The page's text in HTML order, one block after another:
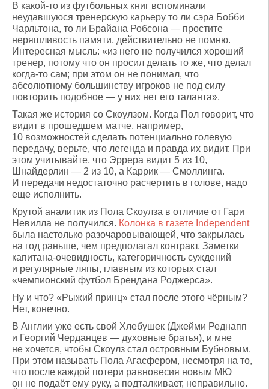
В какой-то из футбольных книг вспоминали
неудавшуюся тренерскую карьеру то ли сэра Бобби
Чарльтона, то ли Брайана Робсона — простите
неряшливость памяти, действительно не помню.
Интересная мысль: «из него не получился хороший
тренер, потому что он просил делать то же, что делал
когда-то сам; при этом он не понимал, что
абсолютному большинству игроков не под силу
повторить подобное — у них нет его таланта».
Такая же история со Скоулзом. Когда Пол говорит, что
видит в прошедшем матче, например,
10 возможностей сделать потенциально голевую
передачу, верьте, что легенда и правда их видит. При
этом учитывайте, что Эррера видит 5 из 10,
Шнайдерлин — 2 из 10, а Каррик — Смоллинга.
И передачи недостаточно расчертить в голове, надо
еще исполнить.
Крутой аналитик из Пола Скоулза в отличие от Гари
Невилла не получился. Колонка в газете Independent
была настолько разочаровывающей, что закрылась
на год раньше, чем предполагал контракт. Заметки
капитана-очевидность, категоричность суждений
и регулярные ляпы, главным из которых стал
«чемпионский футбол Брендана Роджерса».
Ну и что? «Рыжий принц» стал после этого чёрным?
Нет, конечно.
В Англии уже есть свой Хлебушек (Джейми Реднапп
и Георгий Черданцев — духовные братья), и мне
не хочется, чтобы Скоулз стал островным Бубновым.
При этом называть Пола Агасфером, несмотря на то,
что после каждой потери равновесия новым МЮ
он не подаёт ему руку, а подталкивает, неправильно.